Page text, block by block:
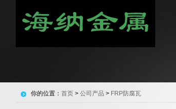
你的位置： 首页 > 公司产品 > FRP防腐瓦